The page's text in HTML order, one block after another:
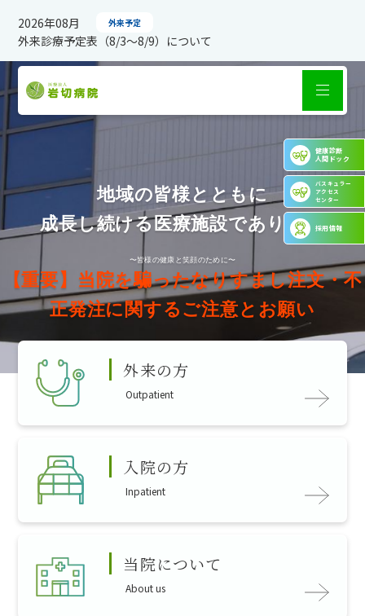
2026年08月 外来予定
外来診療予定表（8/3～8/9）について
地域の皆様とともに
成長し続ける医療施設でありたい
〜皆様の健康と笑顔のために〜
【重要】当院を騙ったなりすまし注文・不
正発注に関するご注意とお願い
健康診断
人間ドック
バスキュラー
アクセス
センター
採用情報
外来の方
Outpatient
入院の方
Inpatient
当院について
About us